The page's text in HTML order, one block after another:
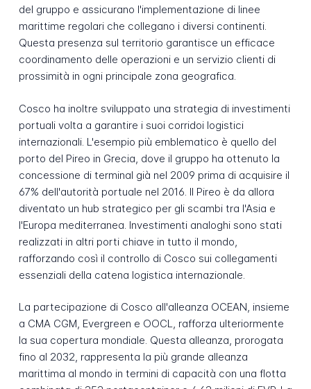
del gruppo e assicurano l'implementazione di linee
marittime regolari che collegano i diversi continenti.
Questa presenza sul territorio garantisce un efficace
coordinamento delle operazioni e un servizio clienti di
prossimità in ogni principale zona geografica.
Cosco ha inoltre sviluppato una strategia di investimenti
portuali volta a garantire i suoi corridoi logistici
internazionali. L'esempio più emblematico è quello del
porto del Pireo in Grecia, dove il gruppo ha ottenuto la
concessione di terminal già nel 2009 prima di acquisire il
67% dell'autorità portuale nel 2016. Il Pireo è da allora
diventato un hub strategico per gli scambi tra l'Asia e
l'Europa mediterranea. Investimenti analoghi sono stati
realizzati in altri porti chiave in tutto il mondo,
rafforzando così il controllo di Cosco sui collegamenti
essenziali della catena logistica internazionale.
La partecipazione di Cosco all'alleanza OCEAN, insieme
a CMA CGM, Evergreen e OOCL, rafforza ulteriormente
la sua copertura mondiale. Questa alleanza, prorogata
fino al 2032, rappresenta la più grande alleanza
marittima al mondo in termini di capacità con una flotta